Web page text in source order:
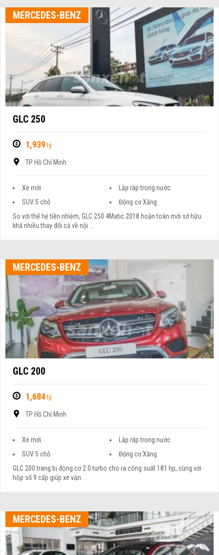
MERCEDES-BENZ
GLC 250
1,939tỷ
TP Hồ Chí Minh
Xe mới
Lắp ráp trong nước
SUV 5 chỗ
Động cơ Xăng
So với thế hệ tiền nhiệm, GLC 250 4Matic 2018 hoàn toàn mới sở hữu
khá nhiều thay đổi cả về nội ...
MERCEDES-BENZ
GLC 200
1,684tỷ
TP Hồ Chí Minh
Xe mới
Lắp ráp trong nước
SUV 5 chỗ
Động cơ Xăng
GLC 200 trang bị động cơ 2.0 turbo cho ra công suất 181 hp, cùng với
hộp số 9 cấp giúp xe vận ...
MERCEDES-BENZ